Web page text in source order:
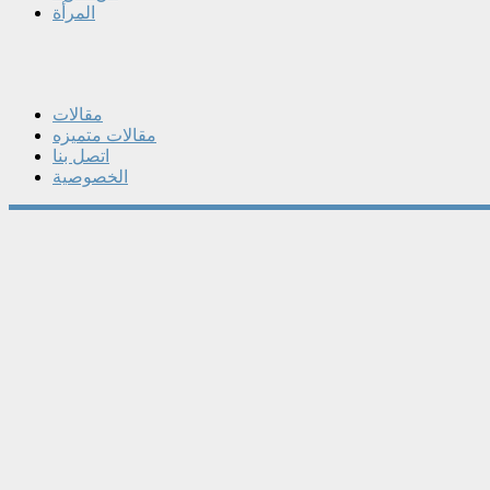
المرأة
مقالات
مقالات متميزه
اتصل بنا
الخصوصية